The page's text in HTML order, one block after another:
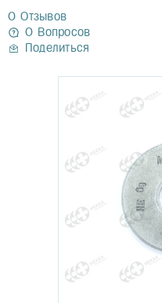
0 Отзывов
0 Вопросов
Поделиться